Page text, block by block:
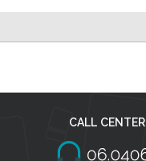
CALL CENTER